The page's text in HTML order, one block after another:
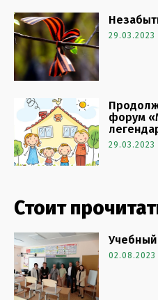
29.03.2023
форум
29.03.2023
Стоит
Учебный
02.08.2023